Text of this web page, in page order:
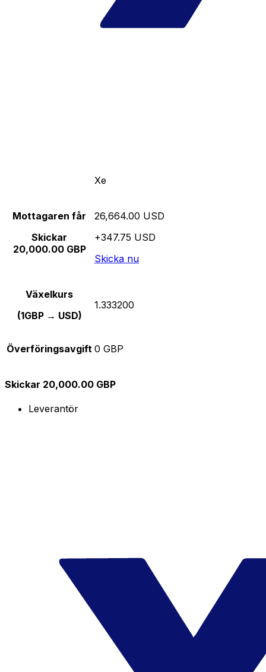
Xe
Mottagaren får
Skickar
20,000.00 GBP
26,664.00 USD
+347.75 USD
Skicka nu
Växelkurs
(1GBP → USD)
1.333200
Överföringsavgift 0 GBP
Skickar 20,000.00 GBP
Leverantör